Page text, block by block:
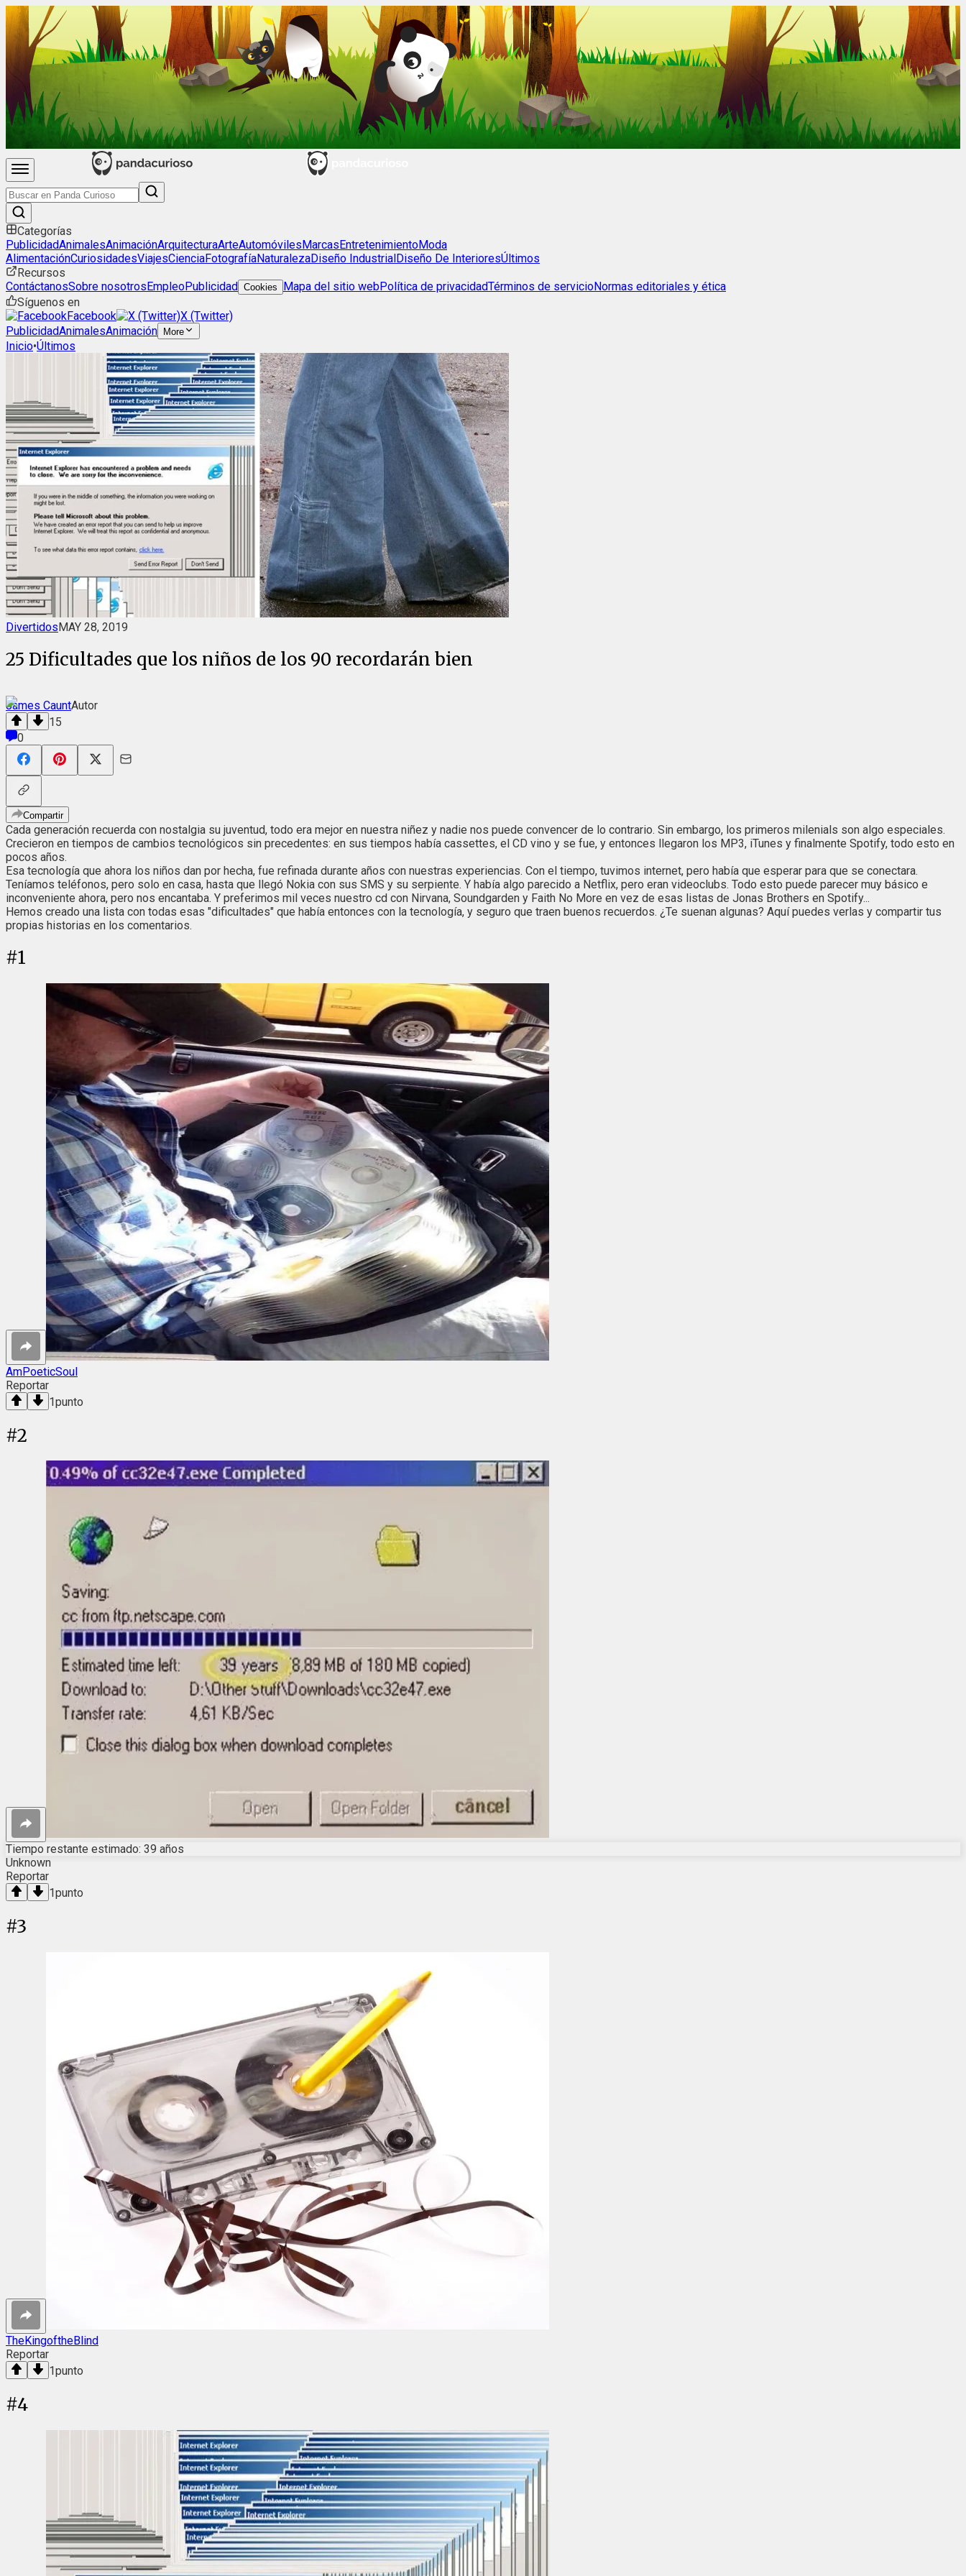
Categorías
PublicidadAnimalesAnimaciónArquitecturaArteAutomóvilesMarcasEntretenimientoModa
AlimentaciónCuriosidadesViajesCienciaFotografíaNaturalezaDiseño IndustrialDiseño De InterioresÚltimos
Recursos
ContáctanosSobre nosotrosEmpleoPublicidad Cookies Mapa del sitio webPolítica de privacidadTérminos de servicioNormas editoriales y ética
Síguenos en
Facebook
X (Twitter)
PublicidadAnimalesAnimación More
Inicio•Últimos
DivertidosMAY 28, 2019
25 Dificultades que los niños de los 90 recordarán bien
James CauntAutor
15
0
Compartir
Cada generación recuerda con nostalgia su juventud, todo era mejor en nuestra niñez y nadie nos puede convencer de lo contrario. Sin embargo, los primeros milenials son algo especiales.
Crecieron en tiempos de cambios tecnológicos sin precedentes: en sus tiempos había cassettes, el CD vino y se fue, y entonces llegaron los MP3, iTunes y finalmente Spotify, todo esto en
pocos años.
Esa tecnología que ahora los niños dan por hecha, fue refinada durante años con nuestras experiencias. Con el tiempo, tuvimos internet, pero había que esperar para que se conectara.
Teníamos teléfonos, pero solo en casa, hasta que llegó Nokia con sus SMS y su serpiente. Y había algo parecido a Netflix, pero eran videoclubs. Todo esto puede parecer muy básico e
inconveniente ahora, pero nos encantaba. Y preferimos mil veces nuestro cd con Nirvana, Soundgarden y Faith No More en vez de esas listas de Jonas Brothers en Spotify...
Hemos creado una lista con todas esas "dificultades" que había entonces con la tecnología, y seguro que traen buenos recuerdos. ¿Te suenan algunas? Aquí puedes verlas y compartir tus
propias historias en los comentarios.
#1
AmPoeticSoul
Reportar
1punto
#2
Tiempo restante estimado: 39 años
Unknown
Reportar
1punto
#3
TheKingoftheBlind
Reportar
1punto
#4